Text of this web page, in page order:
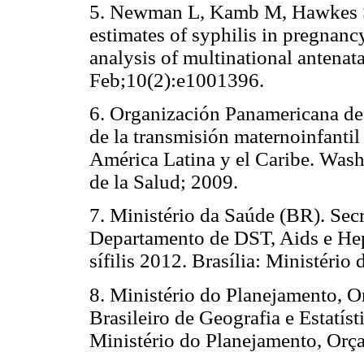
5. Newman L, Kamb M,
estimates of syphilis in
analysis of multinational
Feb;10(2):e1001396.
6. Organización Panamericana
de la transmisión
América Latina y el Caribe.
de la Salud; 2009.
7. Ministério da Saúde (BR).
Departamento de DST, Aids e
sífilis 2012. Brasília: Ministério
8. Ministério do Planejamento,
Brasileiro de Geografia e
Ministério do Planejamento,